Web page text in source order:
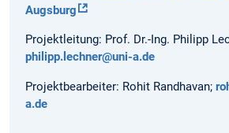
Augsburg
Projektleitung: Prof. Dr.-Ing. Philipp
philipp.lechner@uni-a.de
Projektbearbeiter: Rohit Randhavan;
a.de